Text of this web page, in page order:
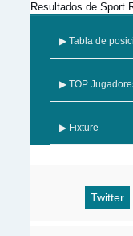
Resultados de Sport
▶ Tabla de
▶ TOP
▶ Fixture
Twitter